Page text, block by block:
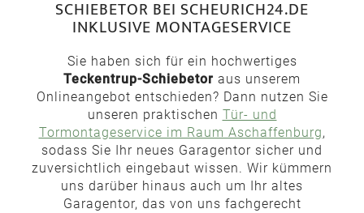
SCHIEBETOR BEI SCHEURICH24.DE
INKLUSIVE MONTAGESERVICE
Sie haben sich für ein hochwertiges
Teckentrup-Schiebetor aus unserem
Onlineangebot entschieden? Dann nutzen Sie
unseren praktischen Tür- und
Tormontageservice im Raum Aschaffenburg,
sodass Sie Ihr neues Garagentor sicher und
zuversichtlich eingebaut wissen. Wir kümmern
uns darüber hinaus auch um Ihr altes
Garagentor, das von uns fachgerecht